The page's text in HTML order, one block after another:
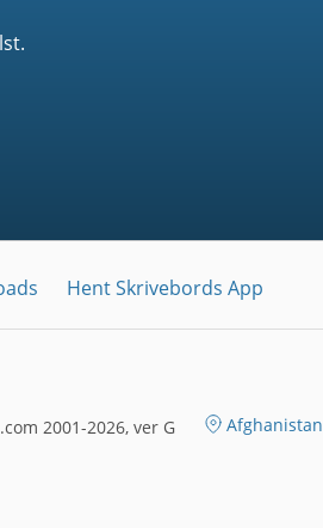
Hent Skrivebords App
2001-2026, ver G Afghanistan